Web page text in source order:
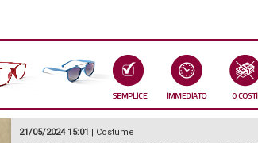
21/05/2024 15:01 | Costume